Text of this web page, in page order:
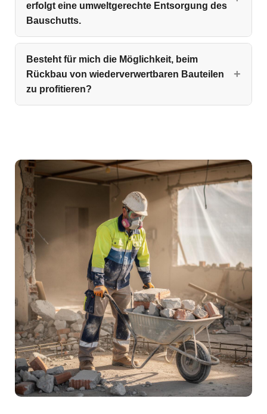
erfolgt eine umweltgerechte Entsorgung des
Bauschutts.
Besteht für mich die Möglichkeit, beim
Rückbau von wiederverwertbaren Bauteilen
zu profitieren?